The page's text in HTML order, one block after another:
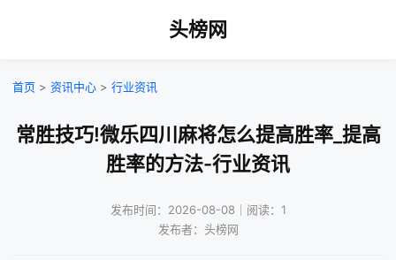
头榜网
首页 > 资讯中心 > 行业资讯
常胜技巧!微乐四川麻将怎么提高胜率_提高
胜率的方法-行业资讯
发布时间：2026-08-08｜阅读：1
发布者：头榜网